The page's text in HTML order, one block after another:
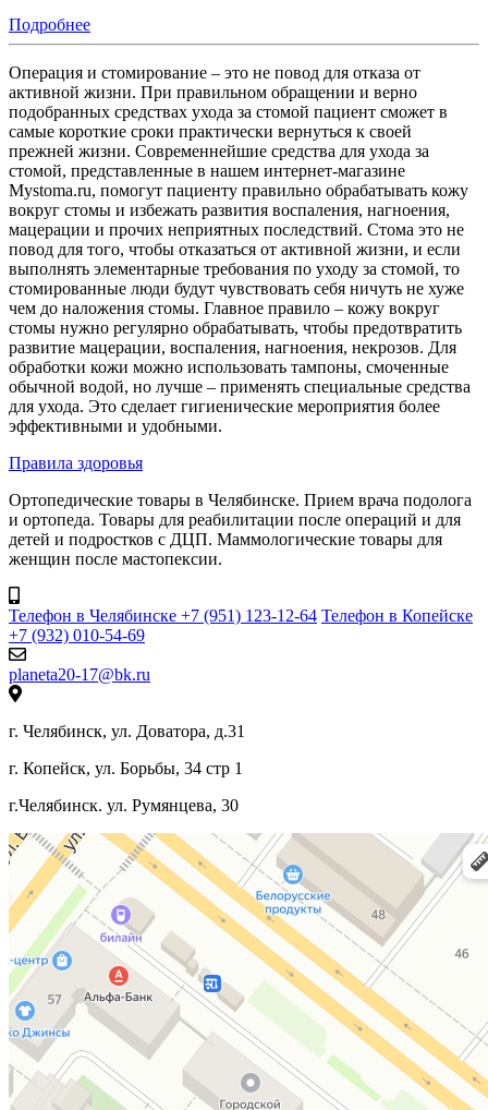
Подробнее
Операция и стомирование – это не повод для отказа от
активной жизни. При правильном обращении и верно
подобранных средствах ухода за стомой пациент сможет в
самые короткие сроки практически вернуться к своей
прежней жизни. Современнейшие средства для ухода за
стомой, представленные в нашем интернет-магазине
Mystoma.ru, помогут пациенту правильно обрабатывать кожу
вокруг стомы и избежать развития воспаления, нагноения,
мацерации и прочих неприятных последствий. Стома это не
повод для того, чтобы отказаться от активной жизни, и если
выполнять элементарные требования по уходу за стомой, то
стомированные люди будут чувствовать себя ничуть не хуже
чем до наложения стомы. Главное правило – кожу вокруг
стомы нужно регулярно обрабатывать, чтобы предотвратить
развитие мацерации, воспаления, нагноения, некрозов. Для
обработки кожи можно использовать тампоны, смоченные
обычной водой, но лучше – применять специальные средства
для ухода. Это сделает гигиенические мероприятия более
эффективными и удобными.
Правила здоровья
Ортопедические товары в Челябинске. Прием врача подолога
и ортопеда. Товары для реабилитации после операций и для
детей и подростков с ДЦП. Маммологические товары для
женщин после мастопексии.
Телефон в Челябинске +7 (951) 123-12-64 Телефон в Копейске
+7 (932) 010-54-69
planeta20-17@bk.ru
г. Челябинск, ул. Доватора, д.31
г. Копейск, ул. Борьбы, 34 стр 1
г.Челябинск. ул. Румянцева, 30